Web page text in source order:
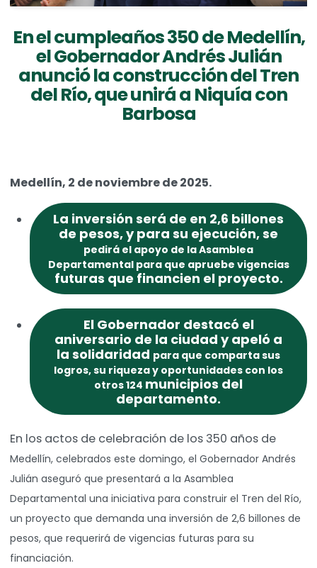
En el cumpleaños 350 de Medellín,
el Gobernador Andrés Julián
anunció la construcción del Tren
del Río, que unirá a Niquía con
Barbosa
Medellín, 2 de noviembre de 2025.
La inversión será de en 2,6 billones
de pesos, y para su ejecución, se
pedirá el apoyo de la Asamblea
Departamental para que apruebe vigencias
futuras que financien el proyecto.
El Gobernador destacó el
aniversario de la ciudad y apeló a
la solidaridad para que comparta sus
logros, su riqueza y oportunidades con los
otros 124 municipios del
departamento.
En los actos de celebración de los 350 años de
Medellín, celebrados este domingo, el Gobernador Andrés
Julián aseguró que presentará a la Asamblea
Departamental una iniciativa para construir el Tren del Río,
un proyecto que demanda una inversión de 2,6 billones de
pesos, que requerirá de vigencias futuras para su
financiación.